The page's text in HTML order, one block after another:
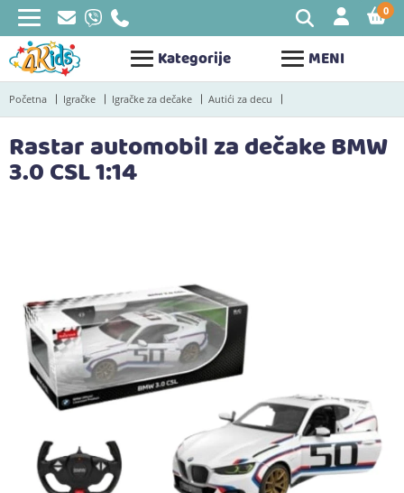
Kategorije MENI
0
Početna Igračke Igračke za dečake Autići za decu
Rastar automobil za dečake BMW
3.0 CSL 1:14